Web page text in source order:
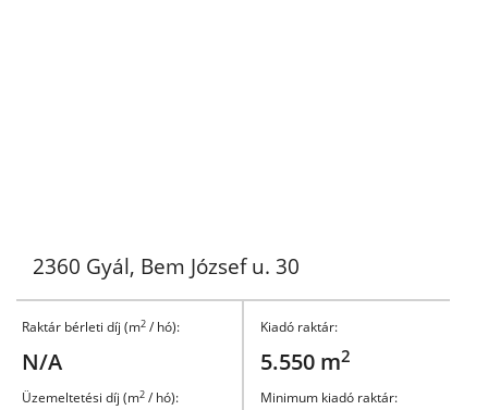
2360 Gyál, Bem József u. 30
Raktár bérleti díj (m2 / hó):
N/A
Üzemeltetési díj (m2 / hó):
Kiadó raktár:
5.550 m2
Minimum kiadó raktár: